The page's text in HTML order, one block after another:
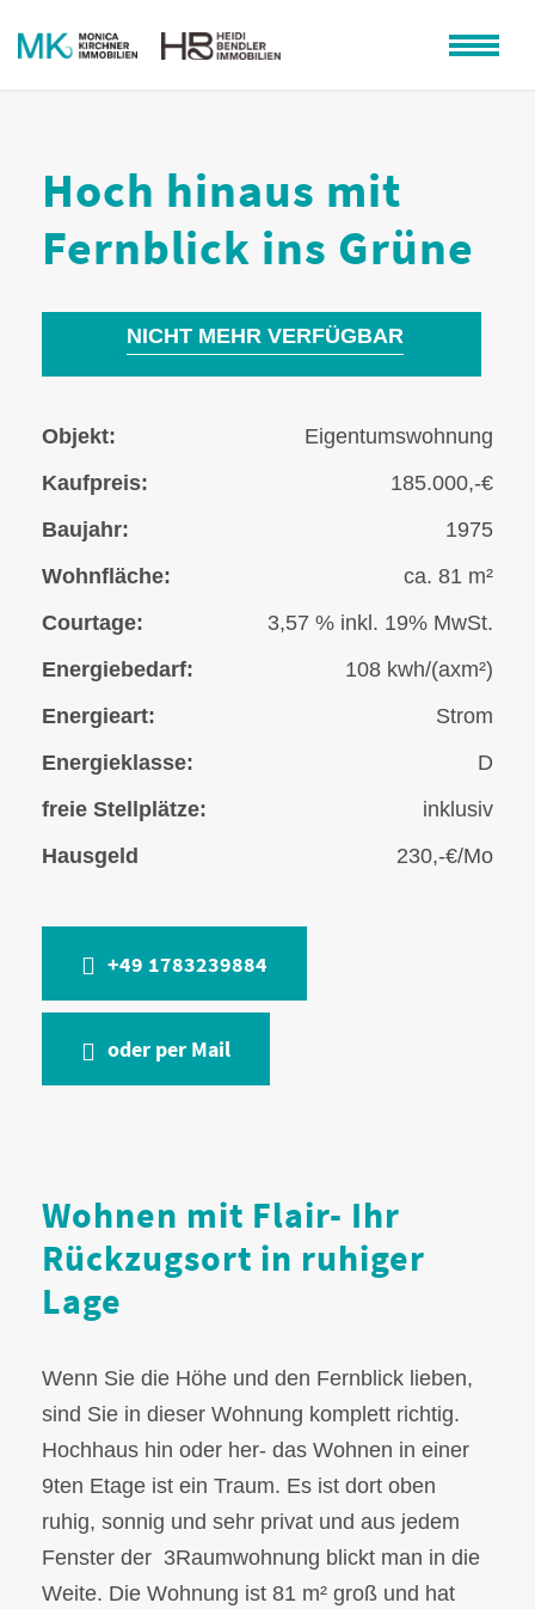
Hoch hinaus mit
Fernblick ins Grüne
NICHT MEHR VERFÜGBAR
Objekt:
Eigentumswohnung
Kaufpreis:
185.000,-€
Baujahr:
1975
Wohnfläche:
ca. 81 m²
Courtage:
3,57 % inkl. 19% MwSt.
Energiebedarf:
108 kwh/(axm²)
Energieart:
Strom
Energieklasse:
D
freie Stellplätze:
inklusiv
Hausgeld
230,-€/Mo
+49 1783239884
oder per Mail
Wohnen mit Flair- Ihr
Rückzugsort in ruhiger
Lage
Wenn Sie die Höhe und den Fernblick lieben,
sind Sie in dieser Wohnung komplett richtig.
Hochhaus hin oder her- das Wohnen in einer
9ten Etage ist ein Traum. Es ist dort oben
ruhig, sonnig und sehr privat und aus jedem
Fenster der 3Raumwohnung blickt man in die
Weite. Die Wohnung ist 81 m² groß und hat